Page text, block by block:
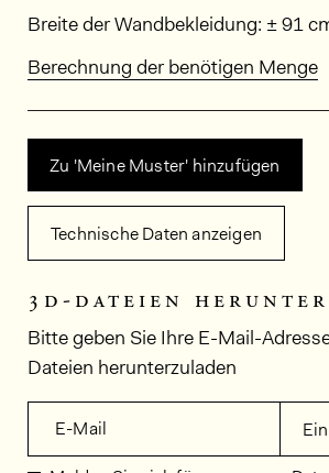
Abmessungen
Breite der Wandbekleidung: ± 91
Berechnung der benötigen Menge
Zu 'Meine Muster' hinzufügen
Technische Daten anzeigen
3d-dateien
Bitte geben Sie Ihre E-Mail-
Dateien herunterzuladen
E-Mail